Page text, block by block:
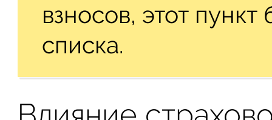
взносов, этот
списка.